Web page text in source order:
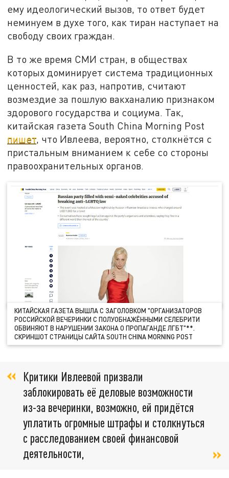
ему идеологический вызов, то ответ будет
неминуем в духе того, как тиран наступает на
свободу своих граждан.
В то же время СМИ стран, в обществах
которых доминирует система традиционных
ценностей, как раз, напротив, считают
возмездие за пошлую вакханалию признаком
здорового государства и социума. Так,
китайская газета South China Morning Post
пишет, что Ивлеева, вероятно, столкнётся с
пристальным вниманием к себе со стороны
правоохранительных органов.
КИТАЙСКАЯ ГАЗЕТА ВЫШЛА С ЗАГОЛОВКОМ "ОРГАНИЗАТОРОВ
РОССИЙСКОЙ ВЕЧЕРИНКИ С ПОЛУОБНАЖЁННЫМИ СЕЛЕБРИТИ
ОБВИНЯЮТ В НАРУШЕНИИ ЗАКОНА О ПРОПАГАНДЕ ЛГБТ"**.
СКРИНШОТ СТРАНИЦЫ САЙТА SOUTH CHINA MORNING POST
Критики Ивлеевой призвали
заблокировать её деловые возможности
из-за вечеринки, возможно, ей придётся
уплатить огромные штрафы и столкнуться
с расследованием своей финансовой
деятельности,